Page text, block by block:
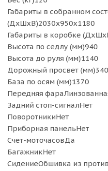
Габариты в собранном
(ДхШхВ)2030х950х1180
Габариты в коробке
Высота по седлу (мм)940
Высота до руля (мм)1140
Дорожный просвет (мм)340
База по осям (мм)1370
Передняя
Задний стоп-сигналНет
ПоворотникиНет
Приборная панельНет
Счет-моточасовДа
БагажникНет
СидениеОбшивка из